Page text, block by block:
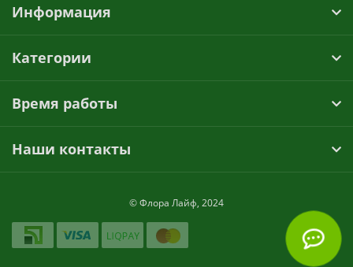
Информация
Категории
Время работы
Наши контакты
© Флора Лайф, 2024